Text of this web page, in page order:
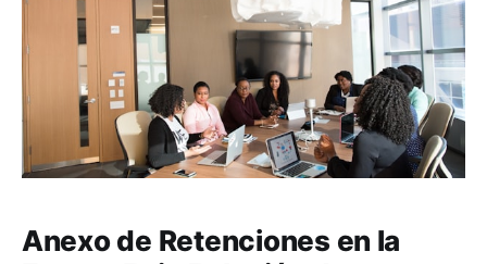
Anexo de Retenciones en la